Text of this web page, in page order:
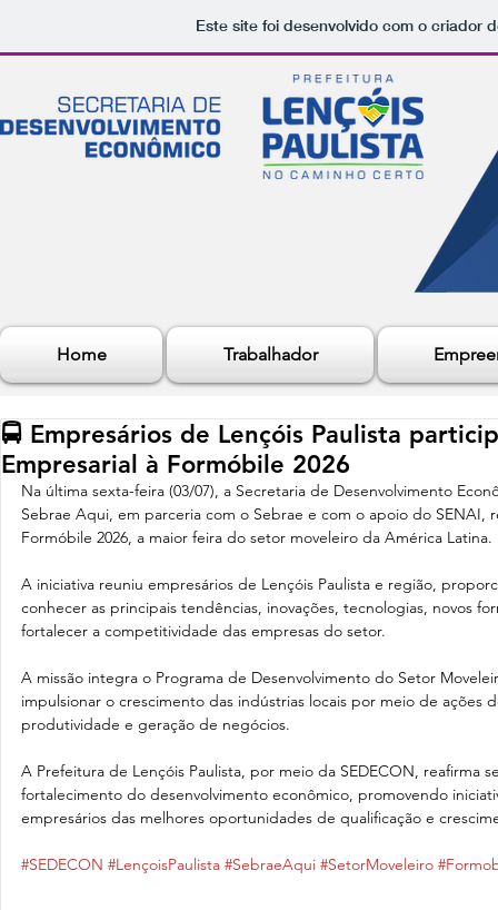
Este site foi desenvolvido com o criador
Home Trabalhador
🚍 Empresários de Lençóis Paulista
Empresarial à Formóbile 2026
Na última sexta-feira (03/07), a Secretaria de Desenvolvimento
Sebrae Aqui, em parceria com o Sebrae e com o apoio do SENAI,
Formóbile 2026, a maior feira do setor moveleiro da América Latina.
A iniciativa reuniu empresários de Lençóis Paulista e região,
conhecer as principais tendências, inovações, tecnologias, novos
fortalecer a competitividade das empresas do setor.
A missão integra o Programa de Desenvolvimento do Setor
impulsionar o crescimento das indústrias locais por meio de ações
produtividade e geração de negócios.
A Prefeitura de Lençóis Paulista, por meio da SEDECON, reafirma
fortalecimento do desenvolvimento econômico, promovendo
empresários das melhores oportunidades de qualificação e
#SEDECON #LençoisPaulista #SebraeAqui #SetorMoveleiro